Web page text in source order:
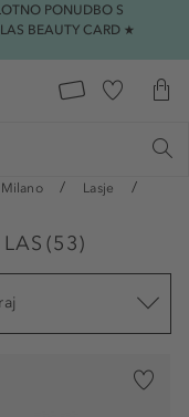
PONUDBO S
BEAUTY CARD ★
Lasje
(53)